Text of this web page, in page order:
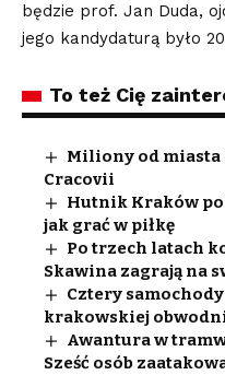
będzie prof. Jan Duda,
jego kandydaturą było
To też Cię
Miliony od miasta
Cracovii
Hutnik Kraków
jak grać w piłkę
Po trzech latach
Skawina zagrają na
Cztery
krakowskiej
Awantura w
Sześć osób